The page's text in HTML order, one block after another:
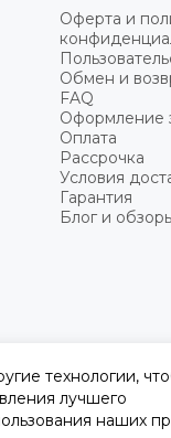
Оферта и
Обмен и
FAQ
Оформление
Оплата
Рассрочка
Условия
Гарантия
Блог и
технологии,
лучшего
наших